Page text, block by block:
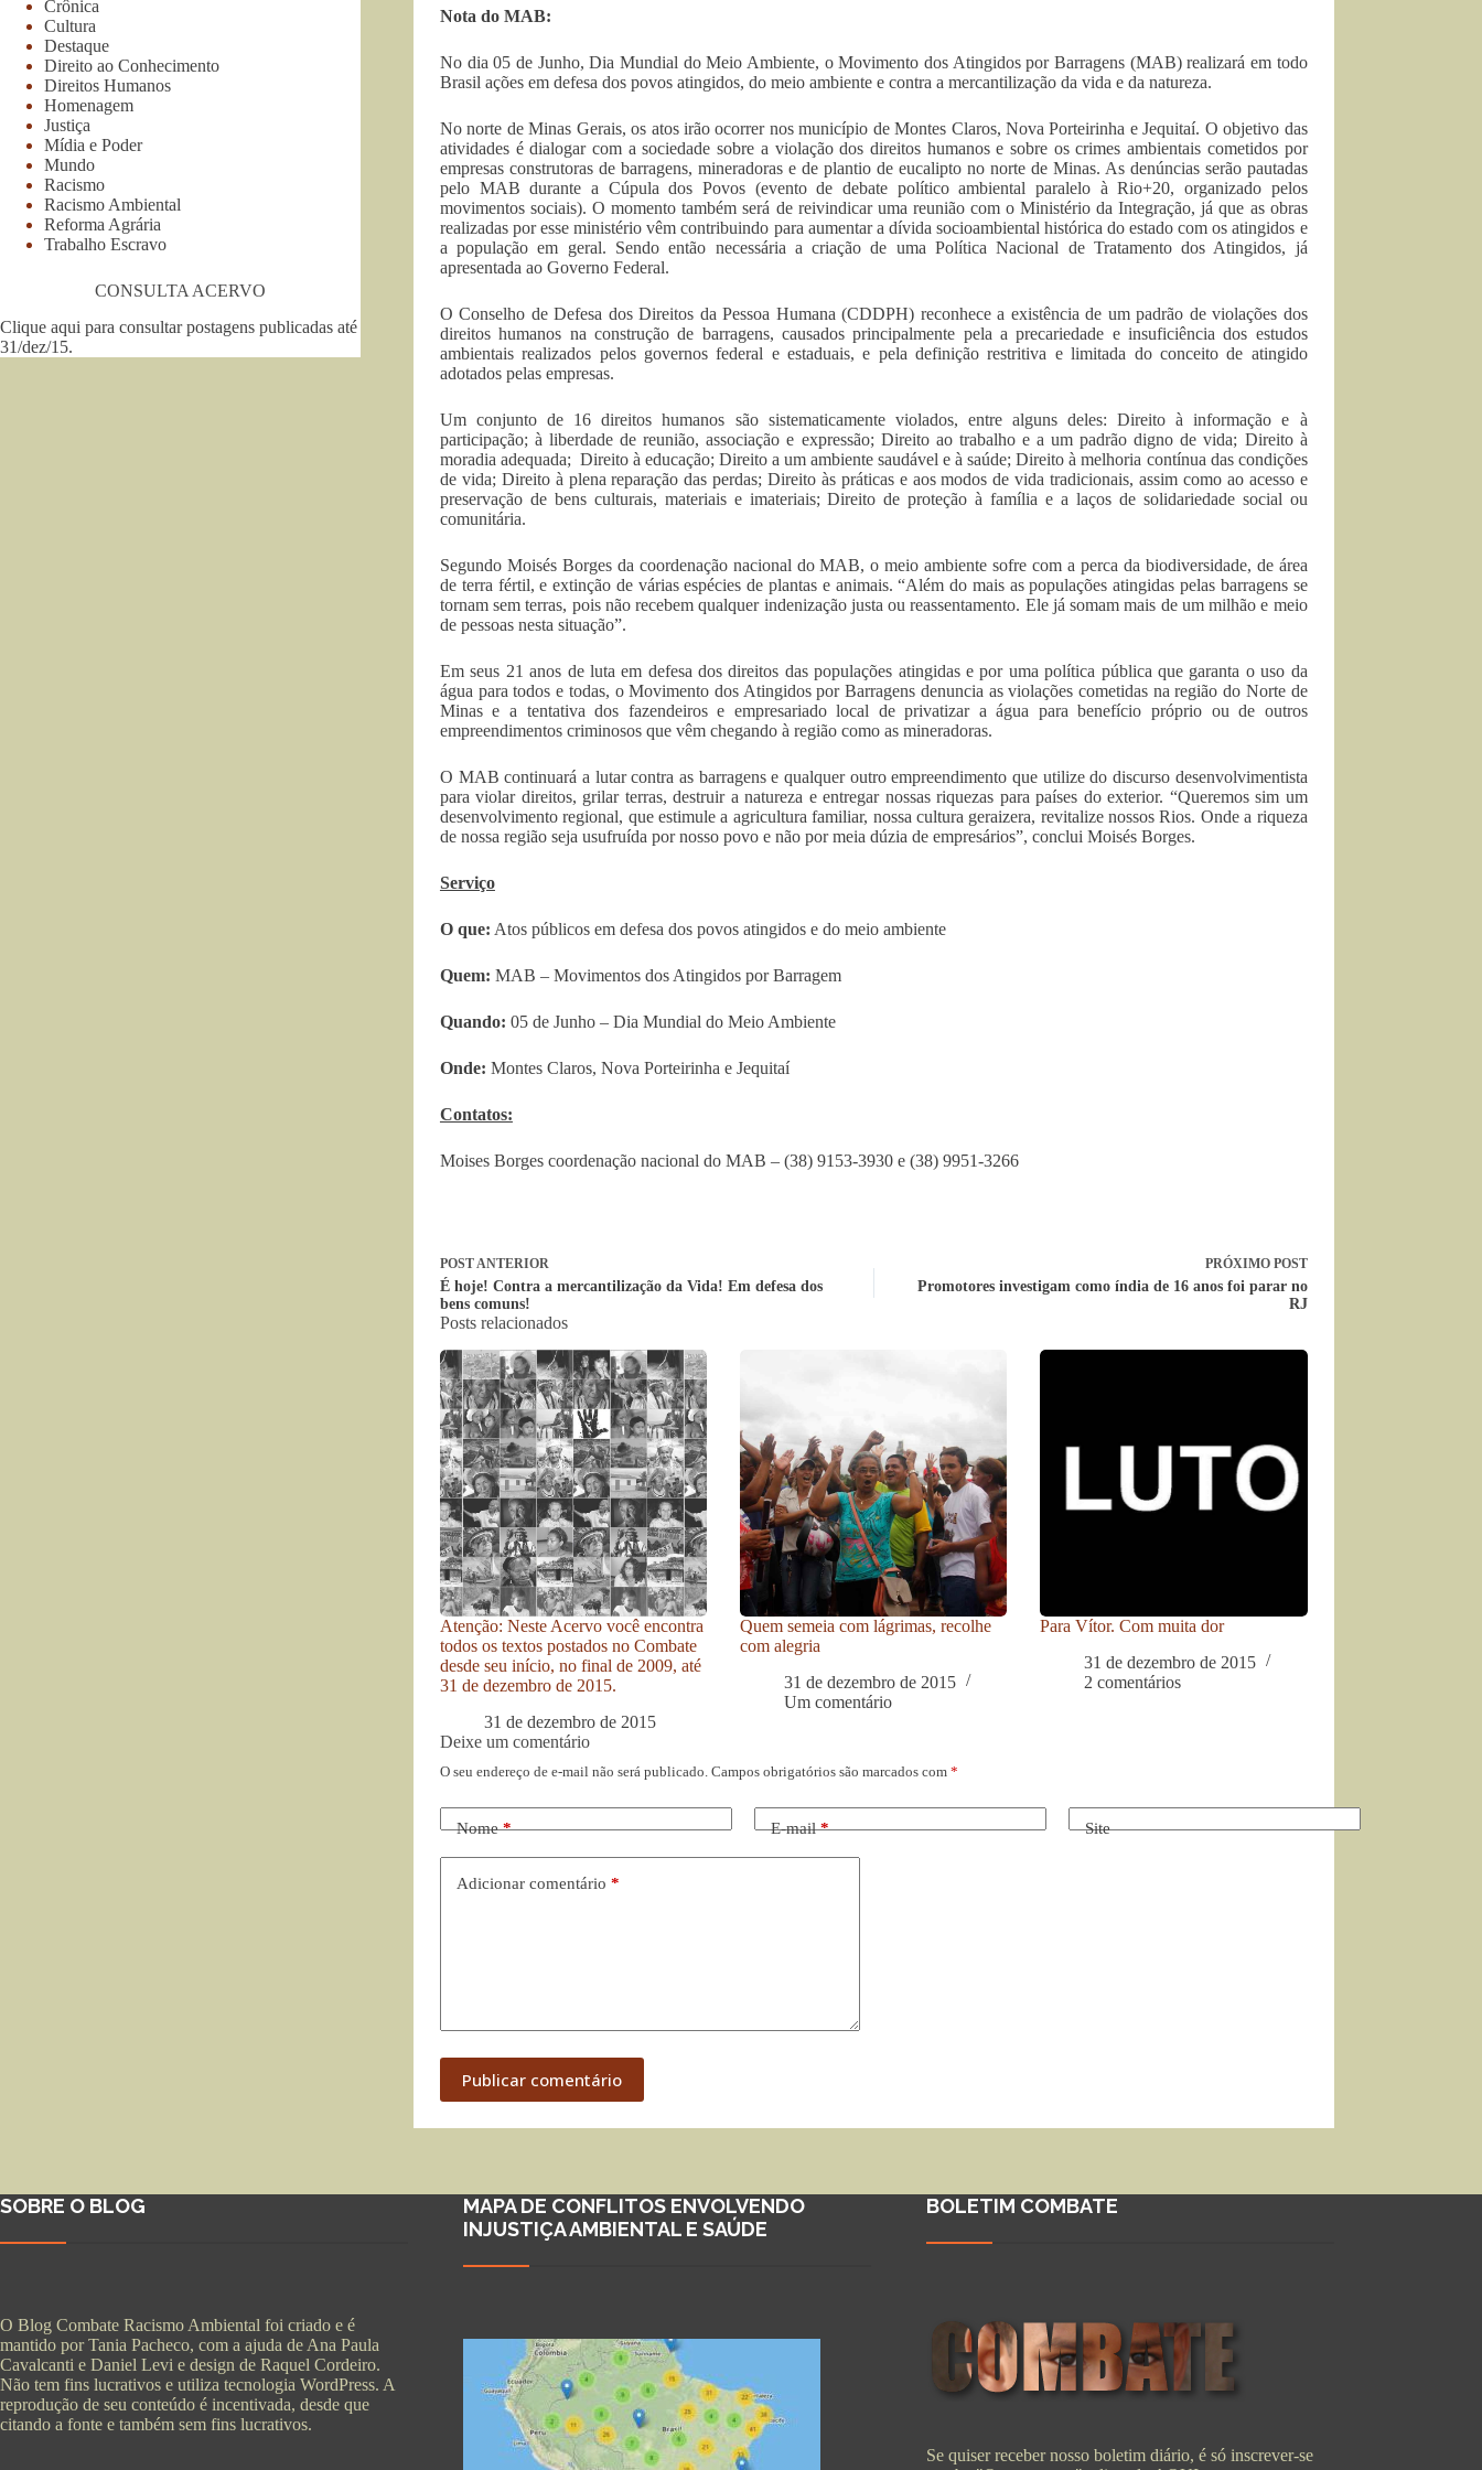
Nota do MAB:
No dia 05 de Junho, Dia Mundial do Meio Ambiente, o Movimento dos Atingidos por Barragens (MAB) realizará em todo
Brasil ações em defesa dos povos atingidos, do meio ambiente e contra a mercantilização da vida e da natureza.
No norte de Minas Gerais, os atos irão ocorrer nos município de Montes Claros, Nova Porteirinha e Jequitaí. O objetivo das
atividades é dialogar com a sociedade sobre a violação dos direitos humanos e sobre os crimes ambientais cometidos por
empresas construtoras de barragens, mineradoras e de plantio de eucalipto no norte de Minas. As denúncias serão pautadas
pelo MAB durante a Cúpula dos Povos (evento de debate político ambiental paralelo à Rio+20, organizado pelos
movimentos sociais). O momento também será de reivindicar uma reunião com o Ministério da Integração, já que as obras
realizadas por esse ministério vêm contribuindo para aumentar a dívida socioambiental histórica do estado com os atingidos e
a população em geral. Sendo então necessária a criação de uma Política Nacional de Tratamento dos Atingidos, já
apresentada ao Governo Federal.
O Conselho de Defesa dos Direitos da Pessoa Humana (CDDPH) reconhece a existência de um padrão de violações dos
direitos humanos na construção de barragens, causados principalmente pela a precariedade e insuficiência dos estudos
ambientais realizados pelos governos federal e estaduais, e pela definição restritiva e limitada do conceito de atingido
adotados pelas empresas.
Um conjunto de 16 direitos humanos são sistematicamente violados, entre alguns deles: Direito à informação e à
participação; à liberdade de reunião, associação e expressão; Direito ao trabalho e a um padrão digno de vida; Direito à
moradia adequada; Direito à educação; Direito a um ambiente saudável e à saúde; Direito à melhoria contínua das condições
de vida; Direito à plena reparação das perdas; Direito às práticas e aos modos de vida tradicionais, assim como ao acesso e
preservação de bens culturais, materiais e imateriais; Direito de proteção à família e a laços de solidariedade social ou
comunitária.
Segundo Moisés Borges da coordenação nacional do MAB, o meio ambiente sofre com a perca da biodiversidade, de área
de terra fértil, e extinção de várias espécies de plantas e animais. “Além do mais as populações atingidas pelas barragens se
tornam sem terras, pois não recebem qualquer indenização justa ou reassentamento. Ele já somam mais de um milhão e meio
de pessoas nesta situação”.
Em seus 21 anos de luta em defesa dos direitos das populações atingidas e por uma política pública que garanta o uso da
água para todos e todas, o Movimento dos Atingidos por Barragens denuncia as violações cometidas na região do Norte de
Minas e a tentativa dos fazendeiros e empresariado local de privatizar a água para benefício próprio ou de outros
empreendimentos criminosos que vêm chegando à região como as mineradoras.
O MAB continuará a lutar contra as barragens e qualquer outro empreendimento que utilize do discurso desenvolvimentista
para violar direitos, grilar terras, destruir a natureza e entregar nossas riquezas para países do exterior. “Queremos sim um
desenvolvimento regional, que estimule a agricultura familiar, nossa cultura geraizera, revitalize nossos Rios. Onde a riqueza
de nossa região seja usufruída por nosso povo e não por meia dúzia de empresários”, conclui Moisés Borges.
Serviço
O que: Atos públicos em defesa dos povos atingidos e do meio ambiente
Quem: MAB – Movimentos dos Atingidos por Barragem
Quando: 05 de Junho – Dia Mundial do Meio Ambiente
Onde: Montes Claros, Nova Porteirinha e Jequitaí
Contatos:
Moises Borges coordenação nacional do MAB – (38) 9153-3930 e (38) 9951-3266
POSTANTERIOR
É hoje! Contra a mercantilização da Vida! Em defesa dos
bens comuns!
PRÓXIMO POST
Promotores investigam como índia de 16 anos foi parar no
RJ
Posts relacionados
Atenção: Neste Acervo você encontra
todos os textos postados no Combate
desde seu início, no final de 2009, até
31 de dezembro de 2015.
31 de dezembro de 2015
Quem semeia com lágrimas, recolhe
com alegria
31 de dezembro de 2015
Um comentário
Para Vítor. Com muita dor
31 de dezembro de 2015
2 comentários
Deixe um comentário
O seu endereço de e-mail não será publicado. Campos obrigatórios são marcados com *
Nome* E-mail* Site
Adicionar comentário *
Publicar comentário
Crônica
Cultura
Destaque
Direito ao Conhecimento
Direitos Humanos
Homenagem
Justiça
Mídia e Poder
Mundo
Racismo
Racismo Ambiental
Reforma Agrária
Trabalho Escravo
CONSULTA ACERVO
Clique aqui para consultar postagens publicadas até
31/dez/15.
SOBRE O BLOG
O Blog Combate Racismo Ambiental foi criado e é
mantido por Tania Pacheco, com a ajuda de Ana Paula
Cavalcanti e Daniel Levi e design de Raquel Cordeiro.
Não tem fins lucrativos e utiliza tecnologia WordPress. A
reprodução de seu conteúdo é incentivada, desde que
citando a fonte e também sem fins lucrativos.
MAPA DE CONFLITOS ENVOLVENDO
INJUSTIÇA AMBIENTAL E SAÚDE
BOLETIM COMBATE
Se quiser receber nosso boletim diário, é só inscrever-se